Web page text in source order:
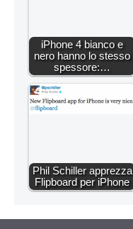
iPhone 4 bianco e
nero hanno lo stesso
spessore:…
Phil Schiller apprezza
Flipboard per iPhone